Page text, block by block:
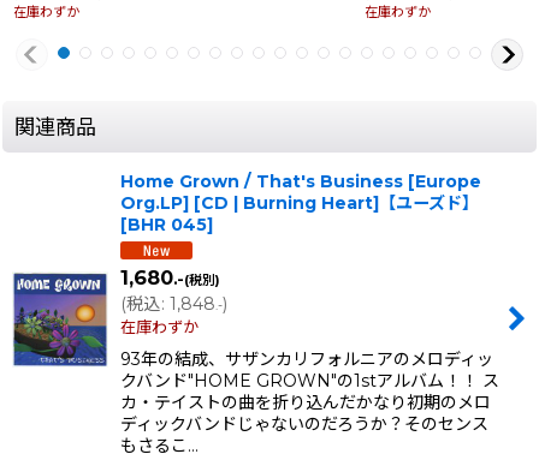
在庫わずか 在庫わずか
関連商品
Home Grown / That's Business [Europe
Org.LP] [CD | Burning Heart]【ユーズド】
[BHR 045]
1,680.-(税別)
(税込: 1,848.-)
在庫わずか
93年の結成、サザンカリフォルニアのメロディッ
クバンド"HOME GROWN"の1stアルバム！！ ス
カ・テイストの曲を折り込んだかなり初期のメロ
ディックバンドじゃないのだろうか？そのセンス
もさるこ…